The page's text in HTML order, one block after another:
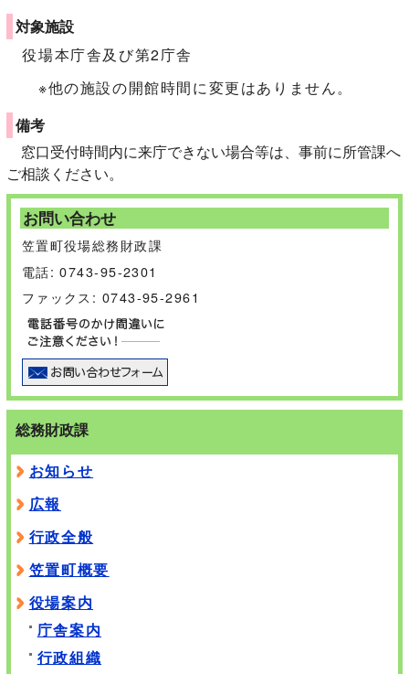
対象施設
役場本庁舎及び第2庁舎
※他の施設の開館時間に変更はありません。
備考
窓口受付時間内に来庁できない場合等は、事前に所管課へ
ご相談ください。
お問い合わせ
笠置町役場総務財政課
電話: 0743-95-2301
ファックス: 0743-95-2961
総務財政課
お知らせ
広報
行政全般
笠置町概要
役場案内
庁舎案内
行政組織